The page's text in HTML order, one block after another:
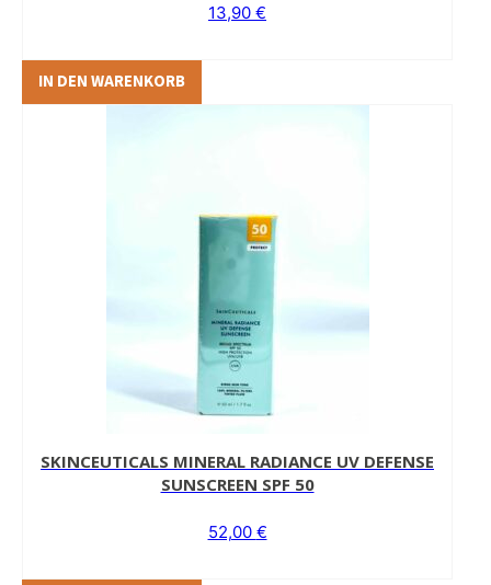
13,90 €
IN DEN WARENKORB
SKINCEUTICALS MINERAL RADIANCE UV DEFENSE
SUNSCREEN SPF 50
52,00 €